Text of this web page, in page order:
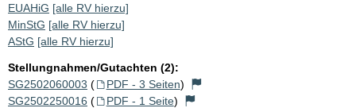
EUAHiG [alle RV hierzu]
MinStG [alle RV hierzu]
AStG [alle RV hierzu]
Stellungnahmen/Gutachten (2):
SG2502060003 ( PDF - 3 Seiten)
SG2502250016 ( PDF - 1 Seite)